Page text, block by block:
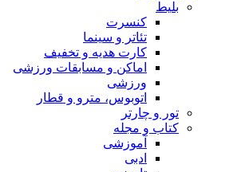
کنسرت
تئاتر و سینما
کارت هدیه و تخفیف
اماکن و مسابقات ورزشی
ورزشی
اتوبوس، مترو و قطار
تور و چارتر
کتاب و مجله
آموزشی